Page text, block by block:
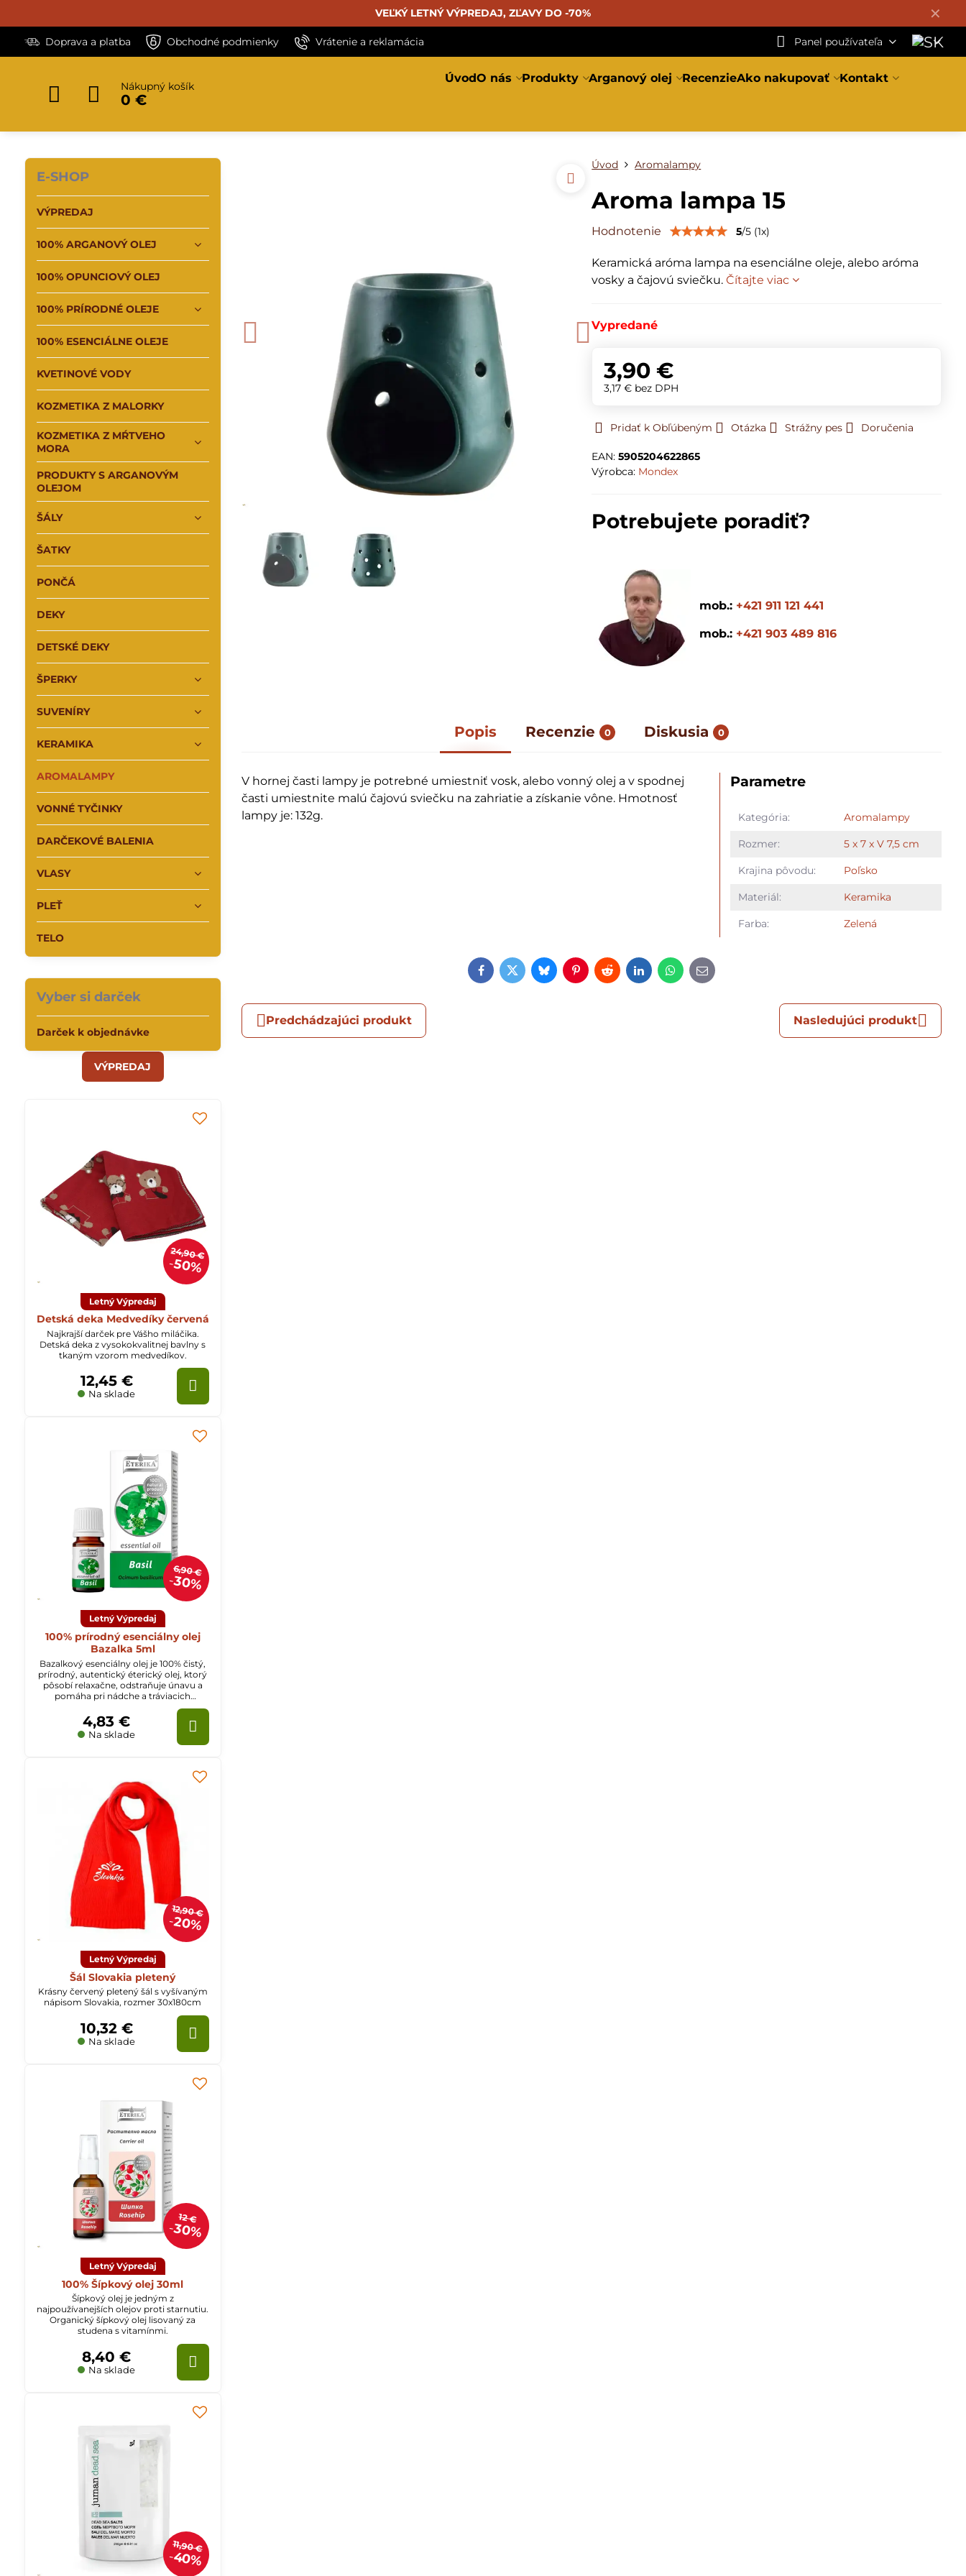
✕
VEĽKÝ LETNÝ VÝPREDAJ, ZĽAVY DO -70%
Doprava a platba Obchodné podmienky Vrátenie a reklamácia Panel používateľa
Nákupný košík
0 €
ÚvodO nás Produkty Arganový olej RecenzieAko nakupovať Kontakt
Úvod Aromalampy
Aroma lampa 15
Hodnotenie 5/5 (1x)
Keramická aróma lampa na esenciálne oleje, alebo aróma
vosky a čajovú sviečku.Čítajte viac
Vypredané
3,90 €
3,17 € bez DPH
Pridať k Obľúbeným Otázka Strážny pes Doručenia
EAN:5905204622865
Výrobca: Mondex
Potrebujete poradiť?
mob.: +421 911 121 441
mob.: +421 903 489 816
Popis Recenzie 0 Diskusia 0
V hornej časti lampy je potrebné umiestniť vosk, alebo vonný olej a v spodnej
časti umiestnite malú čajovú sviečku na zahriatie a získanie vône. Hmotnosť
lampy je: 132g.
Parametre
Kategória: Aromalampy
Rozmer: 5 x 7 x V 7,5 cm
Krajina pôvodu: Poľsko
Materiál: Keramika
Farba: Zelená
Facebook
TwitterBlueskyPinterest
RedditLinkedInWhatsApp
E-
mail
Predchádzajúci produkt Nasledujúci produkt
E-SHOP
VÝPREDAJ
100% ARGANOVÝ OLEJ
100% OPUNCIOVÝ OLEJ
100% PRÍRODNÉ OLEJE
100% ESENCIÁLNE OLEJE
KVETINOVÉ VODY
KOZMETIKA Z MALORKY
KOZMETIKA Z MŔTVEHO
MORA
PRODUKTY S ARGANOVÝM
OLEJOM
ŠÁLY
ŠATKY
PONČÁ
DEKY
DETSKÉ DEKY
ŠPERKY
SUVENÍRY
KERAMIKA
AROMALAMPY
VONNÉ TYČINKY
DARČEKOVÉ BALENIA
VLASY
PLEŤ
TELO
Vyber si darček
Darček k objednávke
VÝPREDAJ
24,90 €
50%
Letný Výpredaj
Detská deka Medvedíky červená
Najkrajší darček pre Vášho miláčika.
Detská deka z vysokokvalitnej bavlny s
tkaným vzorom medvedíkov.
Na sklade
12,45 €
6,90 €
30%
Letný Výpredaj
100% prírodný esenciálny olej
Bazalka 5ml
Bazalkový esenciálny olej je 100% čistý,
prírodný, autentický éterický olej, ktorý
pôsobí relaxačne, odstraňuje únavu a
pomáha pri nádche a tráviacich
Na sklade
4,83 €
12,90 €
20%
Letný Výpredaj
Šál Slovakia pletený
Krásny červený pletený šál s vyšívaným
nápisom Slovakia, rozmer 30x180cm
Na sklade
10,32 €
12 €
30%
Letný Výpredaj
100% Šípkový olej 30ml
Šípkový olej je jedným z
najpoužívanejších olejov proti starnutiu.
Organický šípkový olej lisovaný za
studena s vitamínmi.
Na sklade
8,40 €
11,90 €
40%